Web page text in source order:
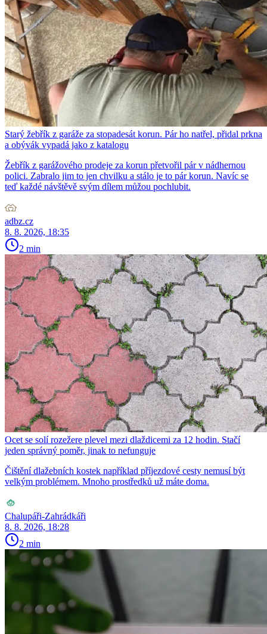
Starý žebřík z garáže za stopadesát korun. Pár ho natřel, přidal prkna
a obývák vypadá jako z katalogu
Žebřík z garážového prodeje za korun přetvořil pár v nádhernou
polici. Zabralo jim to jen chvilku a stálo je to pár korun. Navíc se
teď každé návštěvě svým dílem můžou pochlubit.
adbz.cz
8. 8. 2026, 18:35
2 min
Ocet se solí rozežere plevel mezi dlaždicemi za 12 hodin. Stačí
jeden správný poměr, jinak to nefunguje
Čištění dlažebních kostek například příjezdové cesty nemusí být
velkým problémem. Mnoho prostředků už máte doma.
Chalupáři-Zahrádkáři
8. 8. 2026, 18:28
2 min